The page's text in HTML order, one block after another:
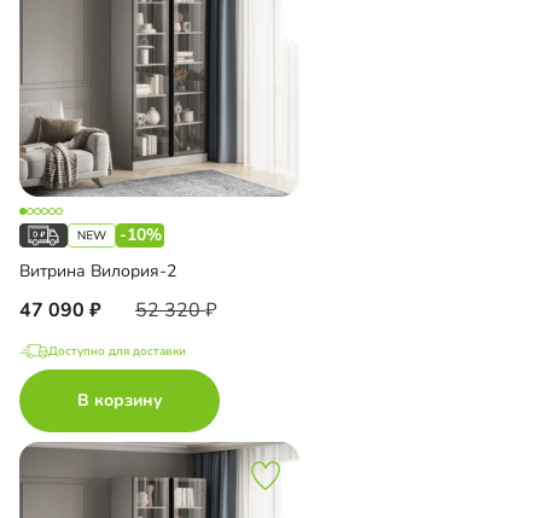
-10%
Витрина Вилория-2
47 090 52 320
Доступно для доставки
В корзину